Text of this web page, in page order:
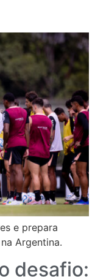
e prepara
Argentina.
desafio: